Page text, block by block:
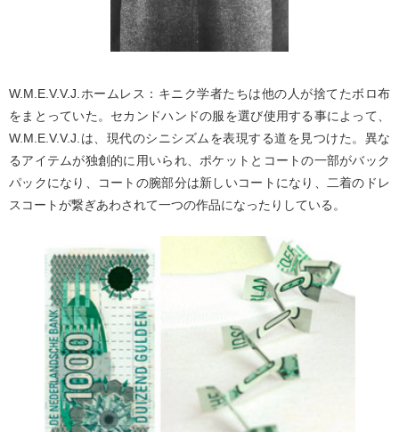
W.M.E.V.V.J.ホームレス：キニク学者たちは他の人が捨てたボロ布
をまとっていた。セカンドハンドの服を選び使用する事によって、
W.M.E.V.V.J.は、現代のシニシズムを表現する道を見つけた。異な
るアイテムが独創的に用いられ、ポケットとコートの一部がバック
パックになり、コートの腕部分は新しいコートになり、二着のドレ
スコートが繋ぎあわされて一つの作品になったりしている。